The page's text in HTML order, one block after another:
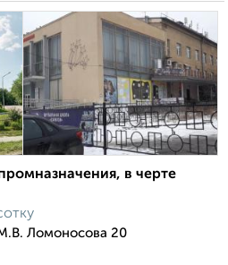
в черте
Ломоносова 20